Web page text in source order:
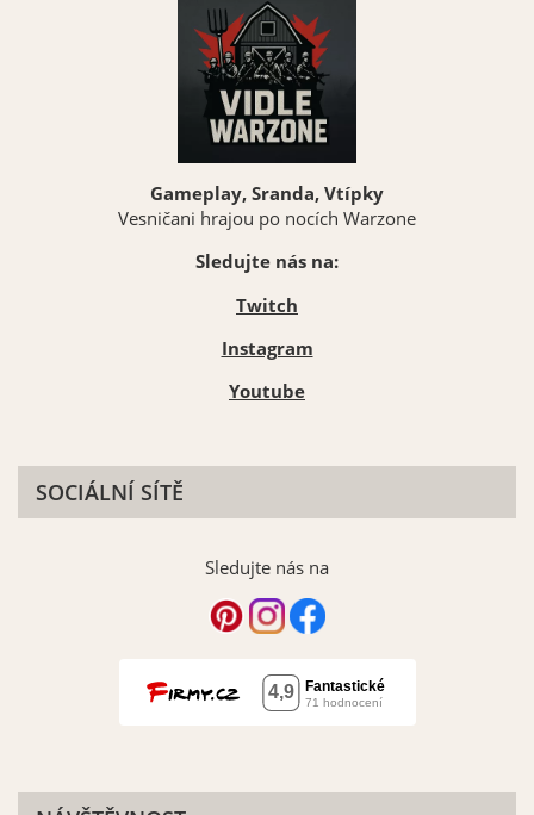
Gameplay, Sranda, Vtípky
Vesničani hrajou po nocích Warzone
Sledujte nás na:
Twitch
Instagram
Youtube
SOCIÁLNÍ SÍTĚ
Sledujte nás na